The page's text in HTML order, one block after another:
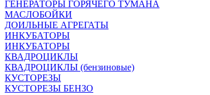
ГЕНЕРАТОРЫ ГОРЯЧЕГО ТУМАНА
МАСЛОБОЙКИ
ДОИЛЬНЫЕ АГРЕГАТЫ
ИНКУБАТОРЫ
ИНКУБАТОРЫ
КВАДРОЦИКЛЫ
КВАДРОЦИКЛЫ (бензиновые)
КУСТОРЕЗЫ
КУСТОРЕЗЫ БЕНЗО